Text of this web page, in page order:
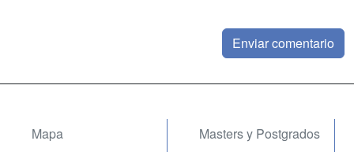
Mapa
Masters y Postgrados